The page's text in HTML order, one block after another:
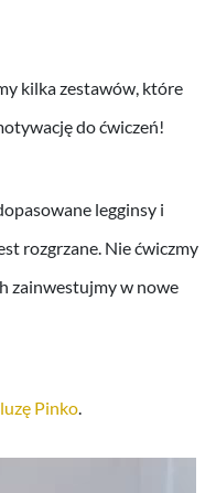
kilka zestawów, które
do ćwiczeń!
legginsy i
rozgrzane. Nie ćwiczmy
zainwestujmy w nowe
Pinko.